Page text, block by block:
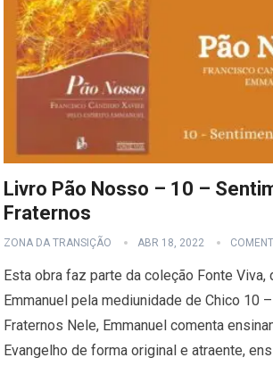
Livro Pão Nosso – 10 –
Fraternos
ZONA DA TRANSIÇÃO ABR 18, 2022
Esta obra faz parte da coleção Fonte Viva,
Emmanuel pela mediunidade de Chico 10
Fraternos Nele, Emmanuel comenta
Evangelho de forma original e atraente,